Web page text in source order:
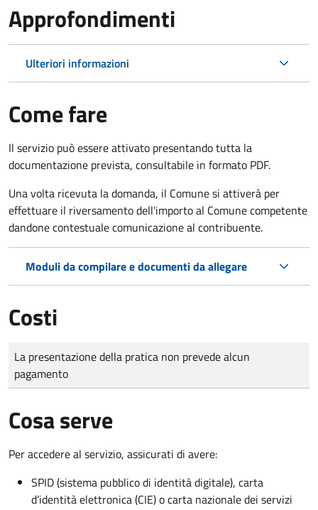
Approfondimenti
Ulteriori informazioni
Come fare
Il servizio può essere attivato presentando tutta la
documentazione prevista, consultabile in formato PDF.
Una volta ricevuta la domanda, il Comune si attiverà per
effettuare il riversamento dell'importo al Comune competente
dandone contestuale comunicazione al contribuente.
Moduli da compilare e documenti da allegare
Costi
Tipo di pagamento
Importo
La presentazione della pratica non prevede alcun
pagamento
Cosa serve
Per accedere al servizio, assicurati di avere:
SPID (sistema pubblico di identità digitale), carta
d’identità elettronica (CIE) o carta nazionale dei servizi